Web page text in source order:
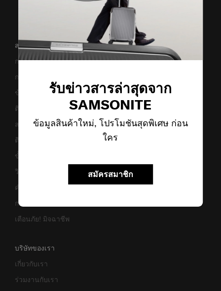
รับข่าวสารล่าสุดจาก
SAMSONITE
ข้อมูลสินค้าใหม่, โปรโมชันสุดพิเศษ ก่อน
ใคร
สมัครสมาชิก
สนับสนุน/คำถามที่พบบ่อย
การขนส่งและการจัดส่ง
การคืนสินค้าและการคืนเงิน
ข้อกำหนดและเงื่อนไขการรับประกัน
ติดต่อเรา
สอบถามข้อมูลทางธุรกิจ
ติดตามสถานะสินค้า
ขั้นตอนการผ่อนชำระ
วิธีเซ็ตรหัสล็อค
คำแนะนำในการดูแล
การแจ้งเตือนเว็บไซต์ปลอม
เตือนภัย! มิจฉาชีพ
บริษัทของเรา
เกี่ยวกับเรา
ร่วมงานกับเรา